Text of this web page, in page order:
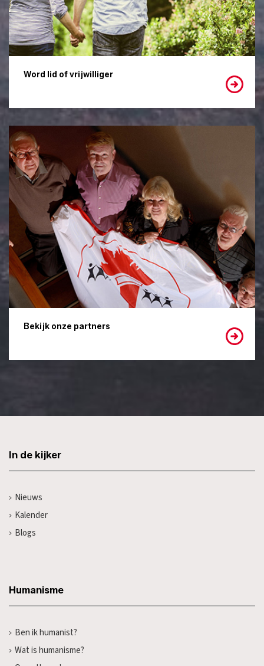
Word lid of vrijwilliger
Bekijk onze partners
In de kijker
Nieuws
Kalender
Blogs
Humanisme
Ben ik humanist?
Wat is humanisme?